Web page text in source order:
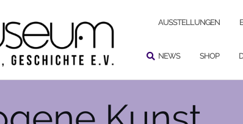
AUSSTELLUNGEN
NEWS SHOP